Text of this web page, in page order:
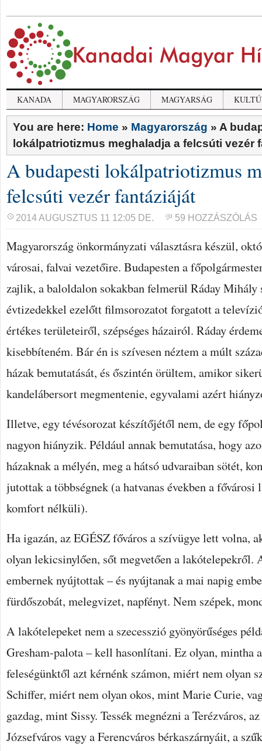
KANADA MAGYARORSZÁG MAGYARSÁG
You are here: Home » Magyarország » A
lokálpatriotizmus meghaladja a felcsúti vezér
A budapesti lokálpatriotizmus
felcsúti vezér fantáziáját
2014 AUGUSZTUS 11 12:05 DE. 59 HOZZÁSZÓLÁS
Magyarország önkormányzati választásra készül,
városai, falvai vezetőire. Budapesten a
zajlik, a baloldalon sokakban felmerül Ráday Mihály
évtizedekkel ezelőtt filmsorozatot forgatott a
értékes területeiről, szépséges házairól. Ráday
kisebbíteném. Bár én is szívesen néztem a múlt
házak bemutatását, és őszintén örültem, amikor
kandelábersort megmentenie, egyvalami azért
Illetve, egy tévésorozat készítőjétől nem, de egy
nagyon hiányzik. Például annak bemutatása, hogy
házaknak a mélyén, meg a hátsó udvaraiban sötét,
jutottak a többségnek (a hatvanas években a
komfort nélküli).
Ha igazán, az EGÉSZ főváros a szívügye lett volna,
olyan lekicsinylően, sőt megvetően a lakótelepekről.
embernek nyújtottak – és nyújtanak a mai napig
fürdőszobát, melegvizet, napfényt. Nem szépek,
A lakótelepeket nem a szecesszió gyönyörűséges
Gresham-palota – kell hasonlítani. Ez olyan, mintha
feleségünktől azt kérnénk számon, miért nem olyan
Schiffer, miért nem olyan okos, mint Marie Curie,
gazdag, mint Sissy. Tessék megnézni a Terézváros,
Józsefváros vagy a Ferencváros bérkaszárnyáit, a